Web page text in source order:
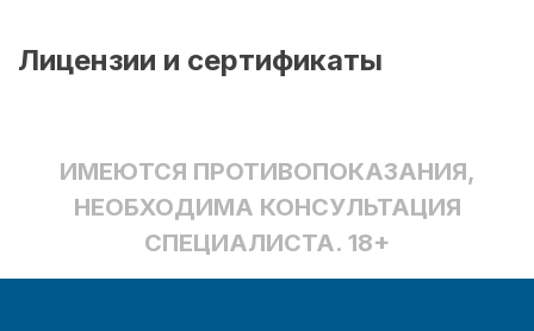
Лицензии и сертификаты
ИМЕЮТСЯ ПРОТИВОПОКАЗАНИЯ,
НЕОБХОДИМА КОНСУЛЬТАЦИЯ
СПЕЦИАЛИСТА. 18+